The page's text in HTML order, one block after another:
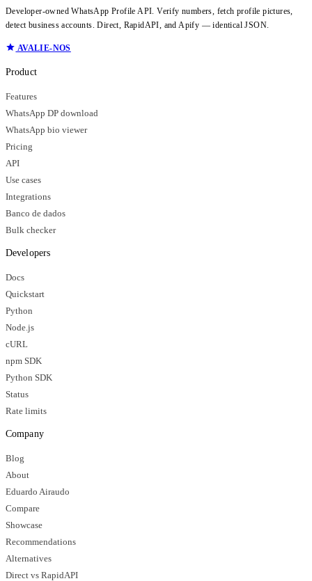
Developer-owned WhatsApp Profile API. Verify numbers, fetch profile pictures,
detect business accounts. Direct, RapidAPI, and Apify — identical JSON.
AVALIE-NOS
Product
Features
WhatsApp DP download
WhatsApp bio viewer
Pricing
API
Use cases
Integrations
Banco de dados
Bulk checker
Developers
Docs
Quickstart
Python
Node.js
cURL
npm SDK
Python SDK
Status
Rate limits
Company
Blog
About
Eduardo Airaudo
Compare
Showcase
Recommendations
Alternatives
Direct vs RapidAPI